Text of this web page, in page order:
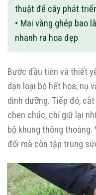
thuật để cây phát
Mai vàng ghép bao
nhanh ra hoa đẹp
Bước đầu tiên và thiết
dạn loại bỏ hết hoa, nụ
dinh dưỡng. Tiếp đó,
chen chúc, chỉ giữ lại
bộ khung thông
đối mà còn tập trung